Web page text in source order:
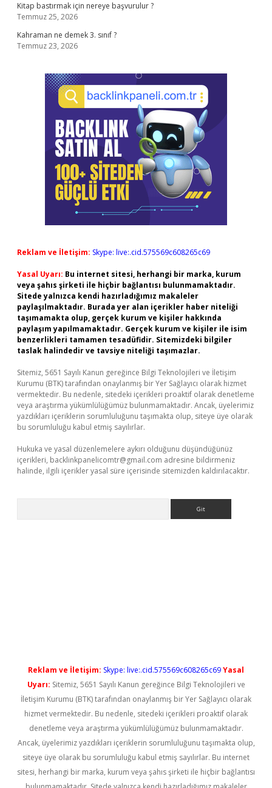
Kitap bastırmak için nereye başvurulur ?
Temmuz 25, 2026
Kahraman ne demek 3. sınıf ?
Temmuz 23, 2026
Reklam ve İletişim: Skype: live:.cid.575569c608265c69
Yasal Uyarı: Bu internet sitesi, herhangi bir marka, kurum
veya şahıs şirketi ile hiçbir bağlantısı bulunmamaktadır.
Sitede yalnızca kendi hazırladığımız makaleler
paylaşılmaktadır. Burada yer alan içerikler haber niteliği
taşımamakta olup, gerçek kurum ve kişiler hakkında
paylaşım yapılmamaktadır. Gerçek kurum ve kişiler ile isim
benzerlikleri tamamen tesadüfidir. Sitemizdeki bilgiler
taslak halindedir ve tavsiye niteliği taşımazlar.
Sitemiz, 5651 Sayılı Kanun gereğince Bilgi Teknolojileri ve İletişim
Kurumu (BTK) tarafından onaylanmış bir Yer Sağlayıcı olarak hizmet
vermektedir. Bu nedenle, sitedeki içerikleri proaktif olarak denetleme
veya araştırma yükümlülüğümüz bulunmamaktadır. Ancak, üyelerimiz
yazdıkları içeriklerin sorumluluğunu taşımakta olup, siteye üye olarak
bu sorumluluğu kabul etmiş sayılırlar.
Hukuka ve yasal düzenlemelere aykırı olduğunu düşündüğünüz
içerikleri, backlinkpanelicomtr@gmail.com adresine bildirmeniz
halinde, ilgili içerikler yasal süre içerisinde sitemizden kaldırılacaktır.
Reklam ve İletişim: Skype: live:.cid.575569c608265c69Yasal
Uyarı: Sitemiz, 5651 Sayılı Kanun gereğince Bilgi Teknolojileri ve
İletişim Kurumu (BTK) tarafından onaylanmış bir Yer Sağlayıcı olarak
hizmet vermektedir. Bu nedenle, sitedeki içerikleri proaktif olarak
denetleme veya araştırma yükümlülüğümüz bulunmamaktadır.
Ancak, üyelerimiz yazdıkları içeriklerin sorumluluğunu taşımakta olup,
siteye üye olarak bu sorumluluğu kabul etmiş sayılırlar. Bu internet
sitesi, herhangi bir marka, kurum veya şahıs şirketi ile hiçbir bağlantısı